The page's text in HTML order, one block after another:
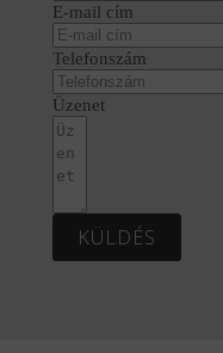
E-mail cím
Telefonszám
Üzenet
KÜLDÉS